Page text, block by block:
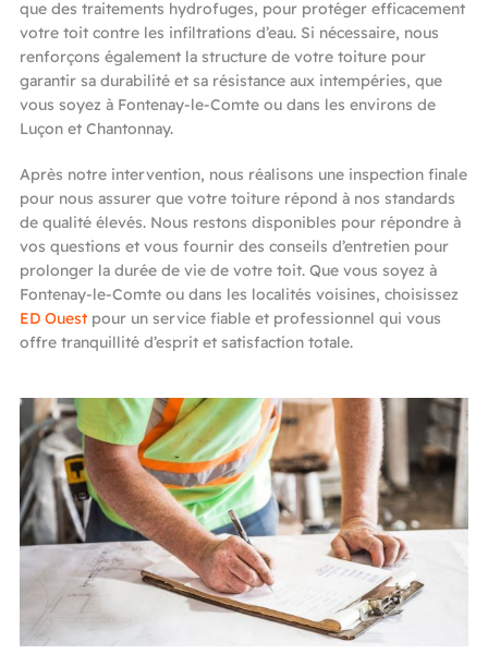
que des traitements hydrofuges, pour protéger efficacement
votre toit contre les infiltrations d’eau. Si nécessaire, nous
renforçons également la structure de votre toiture pour
garantir sa durabilité et sa résistance aux intempéries, que
vous soyez à Fontenay-le-Comte ou dans les environs de
Luçon et Chantonnay.
Après notre intervention, nous réalisons une inspection finale
pour nous assurer que votre toiture répond à nos standards
de qualité élevés. Nous restons disponibles pour répondre à
vos questions et vous fournir des conseils d’entretien pour
prolonger la durée de vie de votre toit. Que vous soyez à
Fontenay-le-Comte ou dans les localités voisines, choisissez
ED Ouest pour un service fiable et professionnel qui vous
offre tranquillité d’esprit et satisfaction totale.